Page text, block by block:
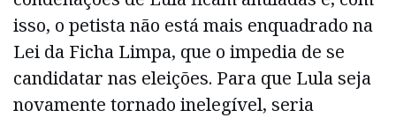
isso, o petista não está mais enquadrado na
Lei da Ficha Limpa, que o impedia de se
candidatar nas eleições. Para que Lula seja
novamente tornado inelegível, seria